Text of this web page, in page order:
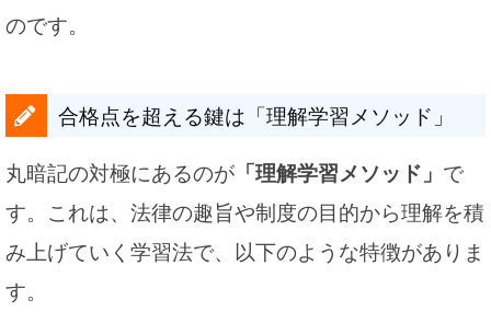
のです。
合格点を超える鍵は「理解学習メソッド」
丸暗記の対極にあるのが 「理解学習メソッド」 で
す。これは、法律の趣旨や制度の目的から理解を積
み上げていく学習法で、以下のような特徴がありま
す。